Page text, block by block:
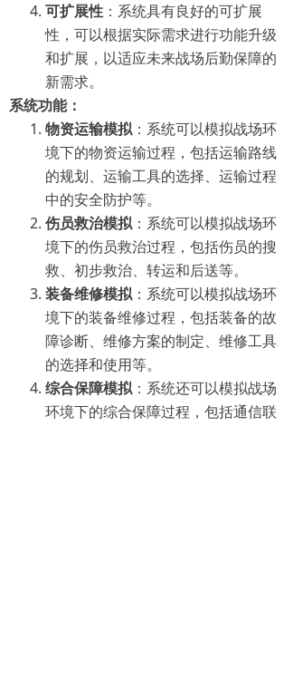
可扩展性 ：系统具有良好的可扩展
性，可以根据实际需求进行功能升级
和扩展，以适应未来战场后勤保障的
新需求。
系统功能：
物资运输模拟：系统可以模拟战场环
境下的物资运输过程，包括运输路线
的规划、运输工具的选择、运输过程
中的安全防护等。
伤员救治模拟：系统可以模拟战场环
境下的伤员救治过程，包括伤员的搜
救、初步救治、转运和后送等。
装备维修模拟：系统可以模拟战场环
境下的装备维修过程，包括装备的故
障诊断、维修方案的制定、维修工具
的选择和使用等。
综合保障模拟：系统还可以模拟战场
环境下的综合保障过程，包括通信联